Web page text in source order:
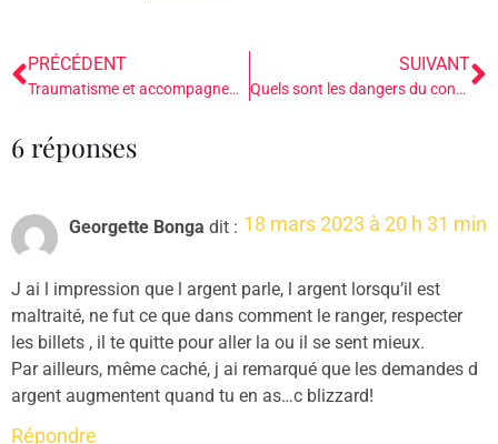
PRÉCÉDENT
Traumatisme et accompagnement
SUIVANT
Quels sont les dangers du contournement spirituel ?
6 réponses
Georgette Bonga dit : 18 mars 2023 à 20 h 31 min
J ai l impression que l argent parle, l argent lorsqu’il est
maltraité, ne fut ce que dans comment le ranger, respecter
les billets , il te quitte pour aller la ou il se sent mieux.
Par ailleurs, même caché, j ai remarqué que les demandes d
argent augmentent quand tu en as…c blizzard!
Répondre